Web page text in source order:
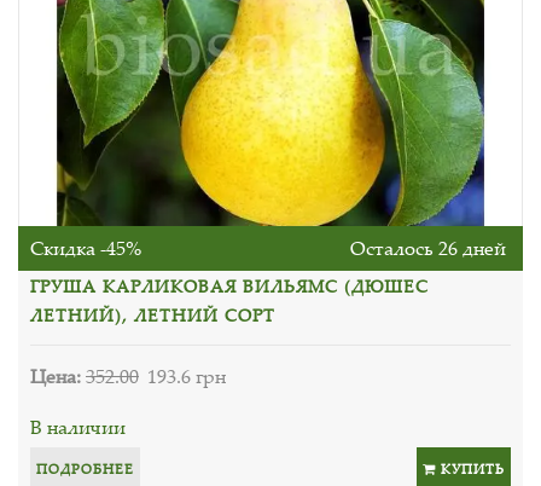
Скидка -45% Осталось 26 дней
ГРУША КАРЛИКОВАЯ ВИЛЬЯМС (ДЮШЕС
ЛЕТНИЙ), ЛЕТНИЙ СОРТ
Цена:352.00 193.6 грн
В наличии
ПОДРОБНЕЕ КУПИТЬ